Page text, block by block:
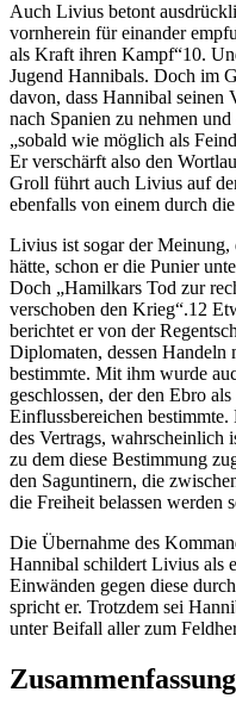
Auch Livius betont
vornherein für einander
als Kraft ihren Kampf“10.
Jugend Hannibals. Doch im
davon, dass Hannibal seinen
nach Spanien zu nehmen
„sobald wie möglich als
Er verschärft also den
Groll führt auch Livius auf
ebenfalls von einem durch
Livius ist sogar der Meinung,
hätte, schon er die Punier
Doch „Hamilkars Tod zur
verschoben den Krieg“.12
berichtet er von der
Diplomaten, dessen
bestimmte. Mit ihm wurde
geschlossen, der den Ebro
Einflussbereichen
des Vertrags, wahrscheinlich
zu dem diese Bestimmung
den Saguntinern, die
die Freiheit belassen werden
Die Übernahme des
Hannibal schildert Livius als
Einwänden gegen diese
spricht er. Trotzdem sei
unter Beifall aller zum